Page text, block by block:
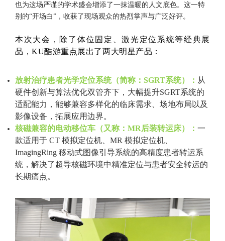
也为这场严谨的学术盛会增添了一抹温暖的人文底色。这一特
别的“开场白”，收获了现场观众的热烈掌声与广泛好评。
本次大会，除了体位固定、激光定位系统等经典展
品，KU酷游重点展出了两大明星产品：
放射治疗患者光学定位系统（简称：SGRT系统）： 从
硬件创新与算法优化双管齐下，大幅提升SGRT系统的
适配能力，能够兼容多样化的临床需求、场地布局以及
影像设备，拓展应用边界。
核磁兼容的电动移位车（又称：MR后装转运床）： 一
款适用于 CT 模拟定位机、MR 模拟定位机、
ImagingRing 移动式图像引导系统的高精度患者转运系
统，解决了超导核磁环境中精准定位与患者安全转运的
长期痛点。